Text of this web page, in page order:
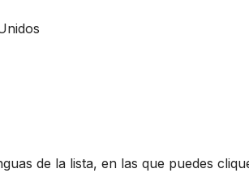
de la lista, en las que puedes